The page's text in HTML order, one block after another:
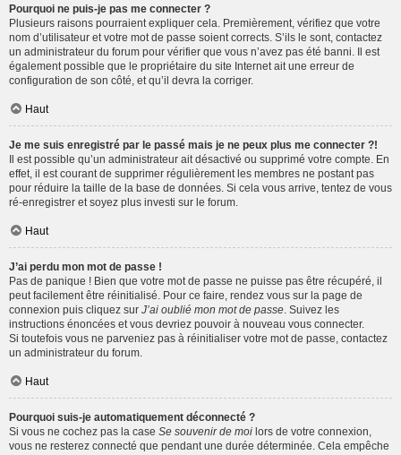
Pourquoi ne puis-je pas me connecter ?
Plusieurs raisons pourraient expliquer cela. Premièrement, vérifiez que votre
nom d’utilisateur et votre mot de passe soient corrects. S’ils le sont, contactez
un administrateur du forum pour vérifier que vous n’avez pas été banni. Il est
également possible que le propriétaire du site Internet ait une erreur de
configuration de son côté, et qu’il devra la corriger.
Haut
Je me suis enregistré par le passé mais je ne peux plus me connecter ?!
Il est possible qu’un administrateur ait désactivé ou supprimé votre compte. En
effet, il est courant de supprimer régulièrement les membres ne postant pas
pour réduire la taille de la base de données. Si cela vous arrive, tentez de vous
ré-enregistrer et soyez plus investi sur le forum.
Haut
J’ai perdu mon mot de passe !
Pas de panique ! Bien que votre mot de passe ne puisse pas être récupéré, il
peut facilement être réinitialisé. Pour ce faire, rendez vous sur la page de
connexion puis cliquez sur J’ai oublié mon mot de passe . Suivez les
instructions énoncées et vous devriez pouvoir à nouveau vous connecter.
Si toutefois vous ne parveniez pas à réinitialiser votre mot de passe, contactez
un administrateur du forum.
Haut
Pourquoi suis-je automatiquement déconnecté ?
Si vous ne cochez pas la case Se souvenir de moi lors de votre connexion,
vous ne resterez connecté que pendant une durée déterminée. Cela empêche